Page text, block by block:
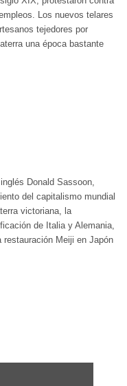
Los nuevos telares
tejedores por
una época bastante
Donald Sassoon,
del capitalismo mundial
victoriana, la
de Italia y Alemania,
Meiji en Japón